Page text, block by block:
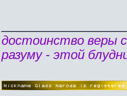
достоинство веры
разуму - этой